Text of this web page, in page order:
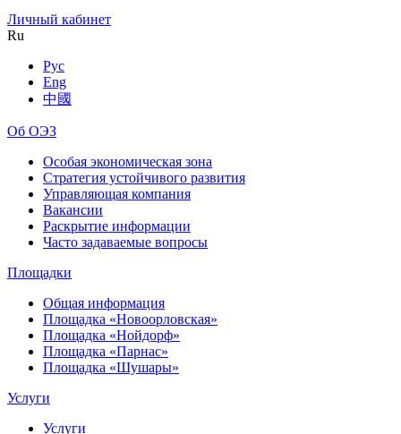
Личный кабинет
Ru
Рус
Eng
中國
Об ОЭЗ
Особая экономическая зона
Стратегия устойчивого развития
Управляющая компания
Вакансии
Раскрытие информации
Часто задаваемые вопросы
Площадки
Общая информация
Площадка «Новоорловская»
Площадка «Нойдорф»
Площадка «Парнас»
Площадка «Шушары»
Услуги
Услуги